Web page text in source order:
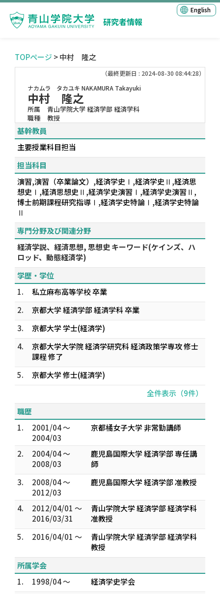
研究者情報
English
TOPページ > 中村 隆之
（最終更新日 : 2024-08-30 08:44:28）
ナカムラ タカユキ NAKAMURA Takayuki
中村 隆之
所属
青山学院大学 経済学部 経済学科
職種
教授
基幹教員
主要授業科目担当
担当科目
演習,演習（卒業論文）,経済学史Ⅰ,経済学史Ⅱ,経済思
想史Ⅰ,経済思想史Ⅱ,経済学史演習Ⅰ,経済学史演習Ⅱ,
博士前期課程研究指導Ⅰ,経済学史特論Ⅰ,経済学史特論
Ⅱ
専門分野及び関連分野
経済学説、経済思想, 思想史 キーワード(ケインズ、ハ
ロッド、動態経済学)
学歴・学位
1.
私立麻布高等学校 卒業
2.
京都大学 経済学部 経済学科 卒業
3.
京都大学 学士(経済学)
4.
京都大学大学院 経済学研究科 経済政策学専攻 修士
課程 修了
5.
京都大学 修士(経済学)
全件表示（9件）
職歴
1.
2001/04 ～
2004/03
京都橘女子大学 非常勤講師
2.
2004/04 ～
2008/03
鹿児島国際大学 経済学部 専任講
師
3.
2008/04 ～
2012/03
鹿児島国際大学 経済学部 准教授
4.
2012/04/01 ～
2016/03/31
青山学院大学 経済学部 経済学科
准教授
5.
2016/04/01 ～
青山学院大学 経済学部 経済学科
教授
所属学会
1.
1998/04 ～
経済学史学会